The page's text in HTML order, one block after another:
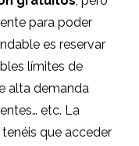
para poder
es reservar
límites de
alta demanda
etc. La
que acceder